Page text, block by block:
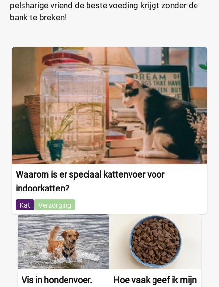
pelsharige vriend de beste voeding krijgt zonder de
bank te breken!
Waarom is er speciaal kattenvoer voor
indoorkatten?
Kat Verzorging
Vis in hondenvoer.
Hoe vaak geef ik mijn